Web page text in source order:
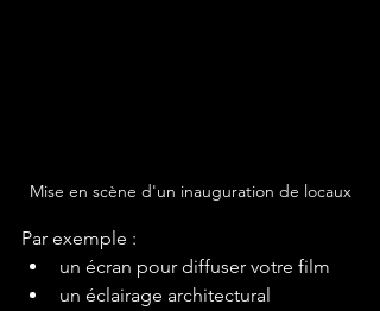
Mise en scène d'un inauguration de locaux
Par exemple :
un écran pour diffuser votre film
un éclairage architectural